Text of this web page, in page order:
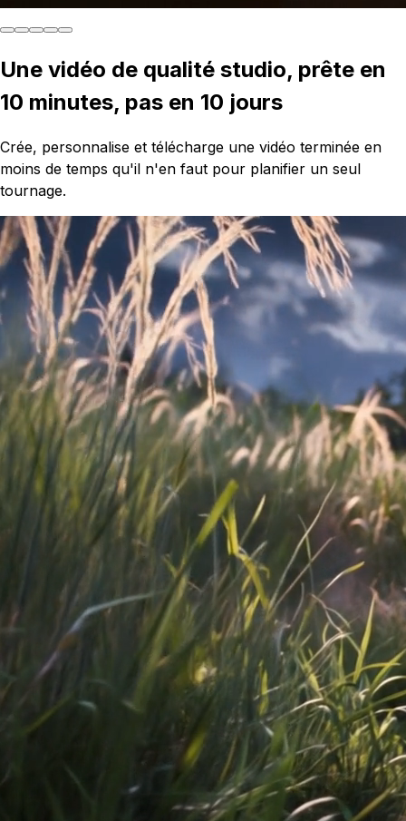
Une vidéo de qualité studio, prête en
10 minutes, pas en 10 jours
Crée, personnalise et télécharge une vidéo terminée en
moins de temps qu'il n'en faut pour planifier un seul
tournage.